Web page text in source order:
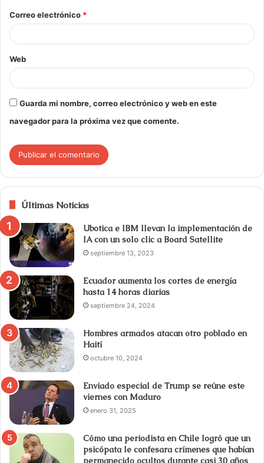
Correo electrónico *
Web
Guarda mi nombre, correo electrónico y web en este
navegador para la próxima vez que comente.
Últimas Noticias
Ubotica e IBM llevan la implementación de
IA con un solo clic a Board Satellite
septiembre 13, 2023
Ecuador aumenta los cortes de energía
hasta 14 horas diarias
septiembre 24, 2024
Hombres armados atacan otro poblado en
Haití
octubre 10, 2024
Enviado especial de Trump se reúne este
viernes con Maduro
enero 31, 2025
Cómo una periodista en Chile logró que un
psicópata le confesara crímenes que habían
permanecido ocultos durante casi 30 años